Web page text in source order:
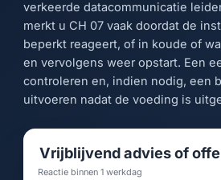
verkeerde datacommunicatie
merkt u CH 07 vaak doordat de
beperkt reageert, of in koude of
en vervolgens weer opstart. Een
controleren en, indien nodig, een
uitvoeren nadat de voeding is
Vrijblijvend advies of
Reactie binnen 1 werkdag